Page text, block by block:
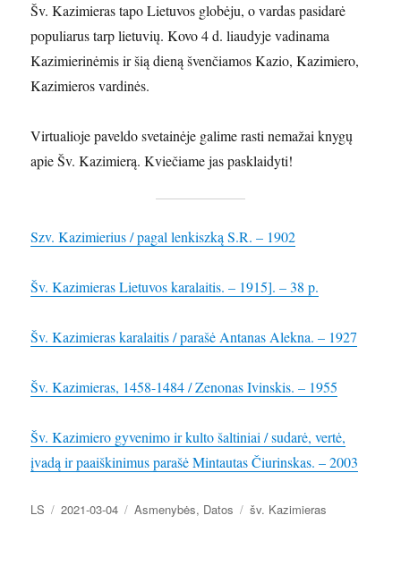
Šv. Kazimieras tapo Lietuvos globėju, o vardas pasidarė
populiarus tarp lietuvių. Kovo 4 d. liaudyje vadinama
Kazimierinėmis ir šią dieną švenčiamos Kazio, Kazimiero,
Kazimieros vardinės.
Virtualioje paveldo svetainėje galime rasti nemažai knygų
apie Šv. Kazimierą. Kviečiame jas pasklaidyti!
Szv. Kazimierius / pagal lenkiszką S.R. – 1902
Šv. Kazimieras Lietuvos karalaitis. – 1915]. – 38 p.
Šv. Kazimieras karalaitis / parašė Antanas Alekna. – 1927
Šv. Kazimieras, 1458-1484 / Zenonas Ivinskis. – 1955
Šv. Kazimiero gyvenimo ir kulto šaltiniai / sudarė, vertė,
įvadą ir paaiškinimus parašė Mintautas Čiurinskas. – 2003
Autorius
LS Paskelbta
2021-03-04 Kategorijos
Asmenybės, Datos Žymos
šv. Kazimieras